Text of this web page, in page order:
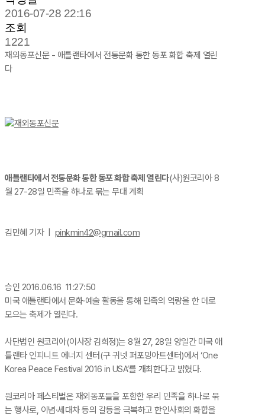
2016-07-28 22:16
조회
1221
재외동포신문 - 애틀랜타에서 전통문화 통한 동포 화합 축제 열린
다
애틀랜타에서 전통문화 통한 동포 화합 축제 열린다(사)원코리아 8
월 27-28일 민족을 하나로 묶는 무대 계획
김민혜 기자 | pinkmin42@gmail.com
승인 2016.06.16 11:27:50
미국 애틀랜타에서 문화·예술 활동을 통해 민족의 역량을 한 데로
모으는 축제가 열린다.
사단법인 원코리아(이사장 김희정)는 8월 27, 28일 양일간 미국 애
틀랜타 인피니트 에너지 센터(구 귀넷 퍼포밍아트센터)에서 ‘One
Korea Peace Festival 2016 in USA’를 개최한다고 밝혔다.
원코리아 페스티벌은 재외동포들을 포함한 우리 민족을 하나로 묶
는 행사로, 이념·세대차 등의 갈등을 극복하고 한인사회의 화합을